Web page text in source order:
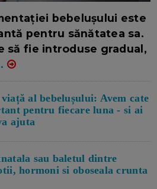
bebelușului este
pentru sănătatea sa.
să fie introduse gradual,
al bebelușului: Avem cate
pentru fiecare luna - si ai
ajuta
sau baletul dintre
hormoni si oboseala crunta